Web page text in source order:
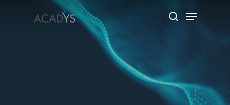
search
Menu